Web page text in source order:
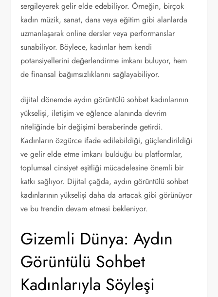
sergileyerek gelir elde edebiliyor. Örneğin, birçok
kadın müzik, sanat, dans veya eğitim gibi alanlarda
uzmanlaşarak online dersler veya performanslar
sunabiliyor. Böylece, kadınlar hem kendi
potansiyellerini değerlendirme imkanı buluyor, hem
de finansal bağımsızlıklarını sağlayabiliyor.
dijital dönemde aydın görüntülü sohbet kadınlarının
yükselişi, iletişim ve eğlence alanında devrim
niteliğinde bir değişimi beraberinde getirdi.
Kadınların özgürce ifade edilebildiği, güçlendirildiği
ve gelir elde etme imkanı bulduğu bu platformlar,
toplumsal cinsiyet eşitliği mücadelesine önemli bir
katkı sağlıyor. Dijital çağda, aydın görüntülü sohbet
kadınlarının yükselişi daha da artacak gibi görünüyor
ve bu trendin devam etmesi bekleniyor.
Gizemli Dünya: Aydın
Görüntülü Sohbet
Kadınlarıyla Söyleşi